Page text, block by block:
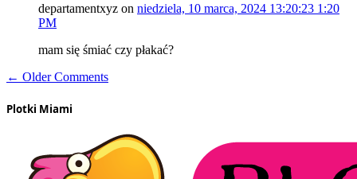
departamentxyz on niedziela, 10 marca, 2024 13:20:23 1:20
PM
mam się śmiać czy płakać?
← Older Comments
Plotki Miami